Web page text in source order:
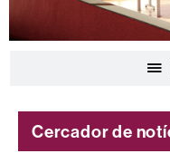
Facultat
d'Economia
Cercador de